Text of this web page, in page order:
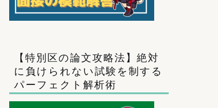
【特別区の論文攻略法】絶対
に負けられない試験を制する
パーフェクト解析術